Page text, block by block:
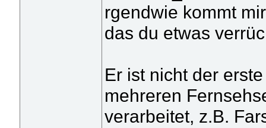
rgendwie kommt
das du etwas
Er ist nicht der
mehreren
verarbeitet, z.B.